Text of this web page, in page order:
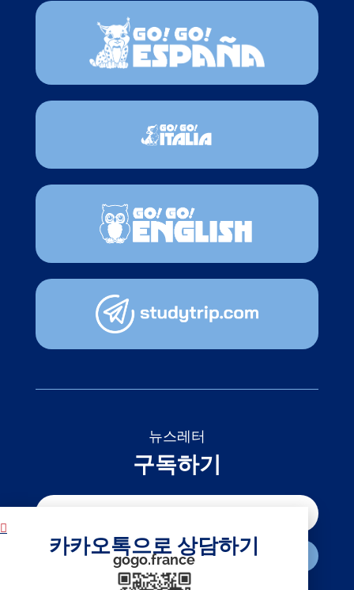
뉴스레터
구독하기
구독하기
카카오톡으로 상담하기
gogo.france